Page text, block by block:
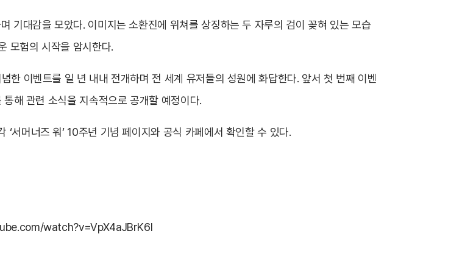
기대감을 모았다. 이미지는 소환진에 위쳐를 상징하는 두 자루의 검이 꽂혀 있는 모습
모험의 시작을 암시한다.
한 이벤트를 일 년 내내 전개하며 전 세계 유저들의 성원에 화답한다. 앞서 첫 번째 이벤
해 관련 소식을 지속적으로 공개할 예정이다.
서머너즈 워’ 10주년 기념 페이지와 공식 카페에서 확인할 수 있다.
watch?v=VpX4aJBrK6I